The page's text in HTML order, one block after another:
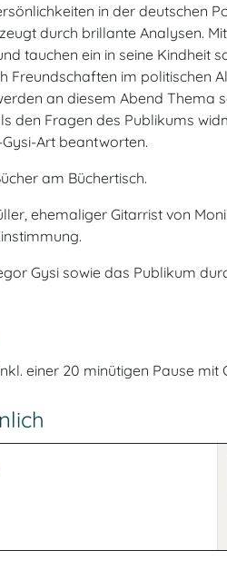
in der deutschen
durch brillante Analysen.
tauchen ein in seine Kindheit
Freundschaften im politischen
an diesem Abend Thema
den Fragen des Publikums
Art beantworten.
am Büchertisch.
ehemaliger Gitarrist von
Gysi sowie das Publikum
einer 20 minütigen Pause mit